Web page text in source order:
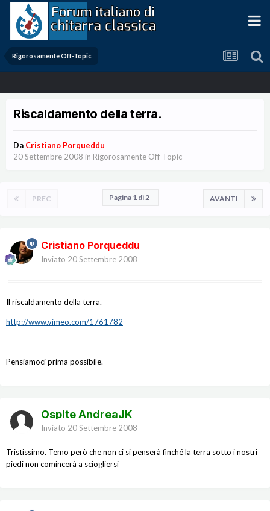
Rigorosamente Off-Topic
Riscaldamento della terra.
Da Cristiano Porqueddu
20 Settembre 2008 in Rigorosamente Off-Topic
PREC AVANTI
Pagina 1 di 2
Cristiano Porqueddu
Inviato 20 Settembre 2008
Il riscaldamento della terra.
http://www.vimeo.com/1761782
Pensiamoci prima possibile.
Ospite AndreaJK
Inviato 20 Settembre 2008
Tristissimo. Temo però che non ci si penserà finché la terra sotto i nostri
piedi non comincerà a sciogliersi